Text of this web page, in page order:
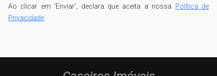
Ao clicar em 'Enviar', declara que aceita a nossa Política de
Privacidade